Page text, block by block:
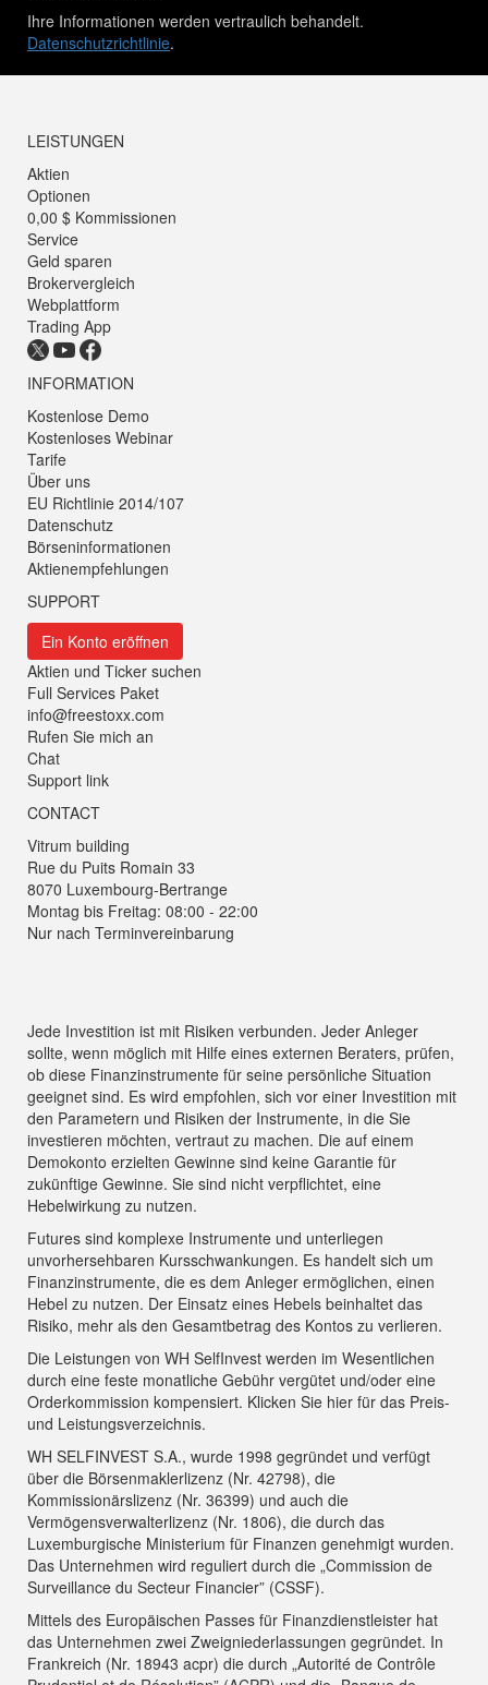
Ihre Informationen werden vertraulich behandelt.
Datenschutzrichtlinie.
LEISTUNGEN
Aktien
Optionen
0,00 $ Kommissionen
Service
Geld sparen
Brokervergleich
Webplattform
Trading App
INFORMATION
Kostenlose Demo
Kostenloses Webinar
Tarife
Über uns
EU Richtlinie 2014/107
Datenschutz
Börseninformationen
Aktienempfehlungen
SUPPORT
Ein Konto eröffnen
Aktien und Ticker suchen
Full Services Paket
info@freestoxx.com
Rufen Sie mich an
Chat
Support link
CONTACT
Vitrum building
Rue du Puits Romain 33
8070 Luxembourg-Bertrange
Montag bis Freitag: 08:00 - 22:00
Nur nach Terminvereinbarung
Jede Investition ist mit Risiken verbunden. Jeder Anleger
sollte, wenn möglich mit Hilfe eines externen Beraters, prüfen,
ob diese Finanzinstrumente für seine persönliche Situation
geeignet sind. Es wird empfohlen, sich vor einer Investition mit
den Parametern und Risiken der Instrumente, in die Sie
investieren möchten, vertraut zu machen. Die auf einem
Demokonto erzielten Gewinne sind keine Garantie für
zukünftige Gewinne. Sie sind nicht verpflichtet, eine
Hebelwirkung zu nutzen.
Futures sind komplexe Instrumente und unterliegen
unvorhersehbaren Kursschwankungen. Es handelt sich um
Finanzinstrumente, die es dem Anleger ermöglichen, einen
Hebel zu nutzen. Der Einsatz eines Hebels beinhaltet das
Risiko, mehr als den Gesamtbetrag des Kontos zu verlieren.
Die Leistungen von WH SelfInvest werden im Wesentlichen
durch eine feste monatliche Gebühr vergütet und/oder eine
Orderkommission kompensiert. Klicken Sie hier für das Preis-
und Leistungsverzeichnis.
WH SELFINVEST S.A., wurde 1998 gegründet und verfügt
über die Börsenmaklerlizenz (Nr. 42798), die
Kommissionärslizenz (Nr. 36399) und auch die
Vermögensverwalterlizenz (Nr. 1806), die durch das
Luxemburgische Ministerium für Finanzen genehmigt wurden.
Das Unternehmen wird reguliert durch die „Commission de
Surveillance du Secteur Financier” (CSSF).
Mittels des Europäischen Passes für Finanzdienstleister hat
das Unternehmen zwei Zweigniederlassungen gegründet. In
Frankreich (Nr. 18943 acpr) die durch „Autorité de Contrôle